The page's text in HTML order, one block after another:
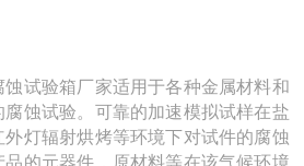
蚀试验箱厂家适用于各种金属材料和
蚀试验。可靠的加速模拟试样在盐
灯辐射烘烤等环境下对试件的腐蚀